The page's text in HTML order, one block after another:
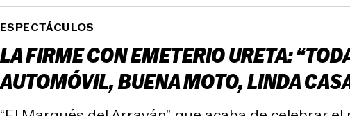
ESPECTÁCULOS
LA FIRME CON EMETERIO URETA:
AUTOMÓVIL, BUENA MOTO, LINDA